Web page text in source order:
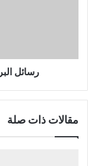
رسائل
مقالات ذات صلة